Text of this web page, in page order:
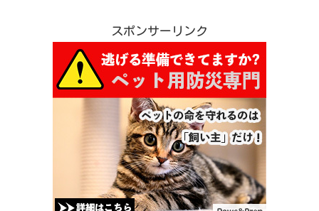
スポンサーリンク